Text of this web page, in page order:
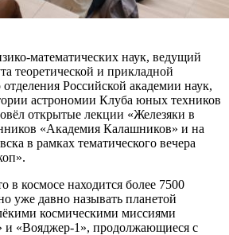
математических наук, ведущий
теоретической и прикладной
Российской академии наук,
астрономии Клуба юных техников
открытые лекции «Железяки в
«Академия Калашников» и на
в рамках тематического вечера
в космосе находится более 7500
уже давно называть планетой
космическими миссиями
и «Вояджер-1», продолжающиеся с